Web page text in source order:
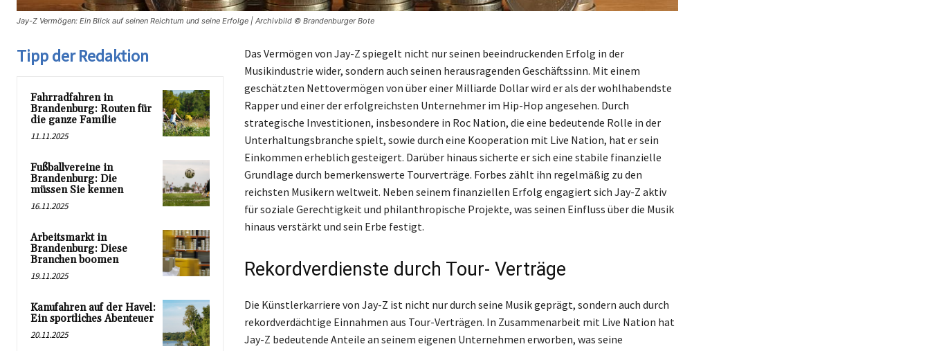
Jay-Z Vermögen: Ein Blick auf seinen Reichtum und seine Erfolge | Archivbild © Brandenburger Bote
Tipp der Redaktion
Fahrradfahren in
Brandenburg: Routen für
die ganze Familie
11.11.2025
Fußballvereine in
Brandenburg: Die
müssen Sie kennen
16.11.2025
Arbeitsmarkt in
Brandenburg: Diese
Branchen boomen
19.11.2025
Kanufahren auf der Havel:
Ein sportliches Abenteuer
20.11.2025
Das Vermögen von Jay-Z spiegelt nicht nur seinen beeindruckenden Erfolg in der
Musikindustrie wider, sondern auch seinen herausragenden Geschäftssinn. Mit einem
geschätzten Nettovermögen von über einer Milliarde Dollar wird er als der wohlhabendste
Rapper und einer der erfolgreichsten Unternehmer im Hip-Hop angesehen. Durch
strategische Investitionen, insbesondere in Roc Nation, die eine bedeutende Rolle in der
Unterhaltungsbranche spielt, sowie durch eine Kooperation mit Live Nation, hat er sein
Einkommen erheblich gesteigert. Darüber hinaus sicherte er sich eine stabile finanzielle
Grundlage durch bemerkenswerte Tourverträge. Forbes zählt ihn regelmäßig zu den
reichsten Musikern weltweit. Neben seinem finanziellen Erfolg engagiert sich Jay-Z aktiv
für soziale Gerechtigkeit und philanthropische Projekte, was seinen Einfluss über die Musik
hinaus verstärkt und sein Erbe festigt.
Rekordverdienste durch Tour- Verträge
Die Künstlerkarriere von Jay-Z ist nicht nur durch seine Musik geprägt, sondern auch durch
rekordverdächtige Einnahmen aus Tour-Verträgen. In Zusammenarbeit mit Live Nation hat
Jay-Z bedeutende Anteile an seinem eigenen Unternehmen erworben, was seine